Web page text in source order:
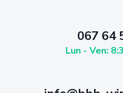
067 64
Lun - Ven: